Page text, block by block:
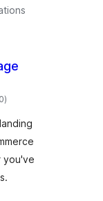
total
ratings
)
you've